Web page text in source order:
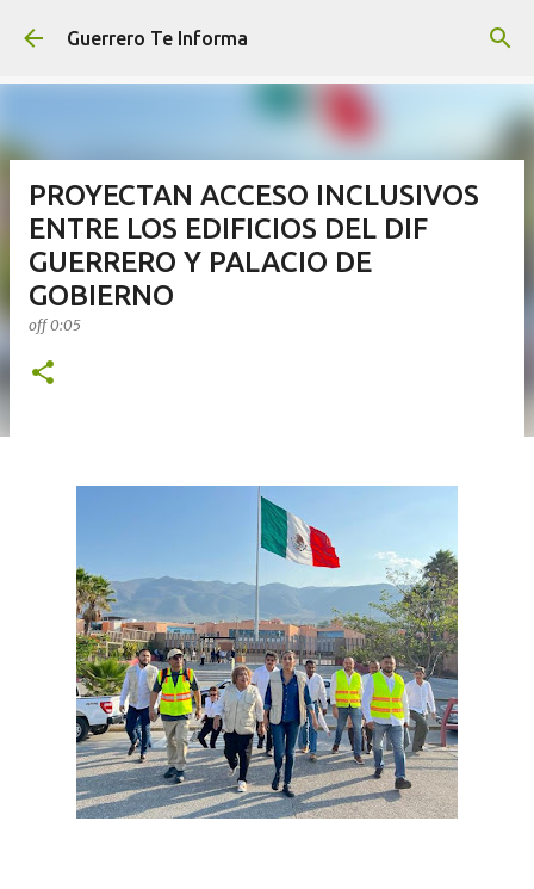
Ir al contenido principal
Guerrero Te Informa
PROYECTAN ACCESO INCLUSIVOS
ENTRE LOS EDIFICIOS DEL DIF
GUERRERO Y PALACIO DE
GOBIERNO
off0:05